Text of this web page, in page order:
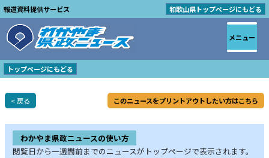
報道資料提供サービス 和歌山県トップページにもどる
トップページにもどる
< 戻る このニュースをプリントアウトしたい方はこちら
わかやま県政ニュースの使い方
閲覧日から一週間前までのニュースがトップページで表示されます。
メニュー